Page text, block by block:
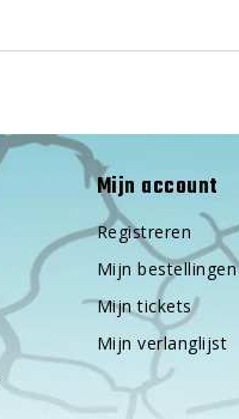
Mijn account
Registreren
Mijn bestellingen
Mijn tickets
Mijn verlanglijst